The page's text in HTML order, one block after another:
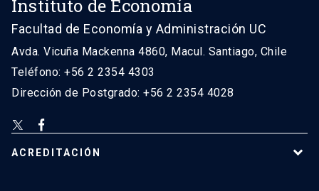
Instituto de Economía
Facultad de Economía y Administración UC
Avda. Vicuña Mackenna 4860, Macul. Santiago, Chile
Teléfono: +56 2 2354 4303
Dirección de Postgrado: +56 2 2354 4028
ACREDITACIÓN